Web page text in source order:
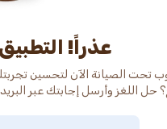
عذراً!
تحت الصيانة الآن لتحسين
حل اللغز وأرسل إجابتك عبر